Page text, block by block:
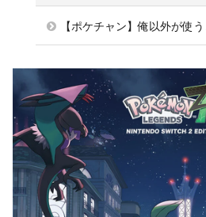
【ポケチャン】俺以外が使